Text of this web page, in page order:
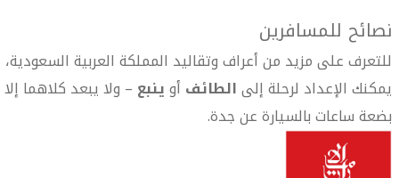
نصائح للمسافرين
للتعرف على مزيد من أعراف وتقاليد المملكة العربية السعودية،
يمكنك الإعداد لرحلة إلىالطائف أوينبع – ولا يبعد كلاهما إلا
بضعة ساعات بالسيارة عن جدة.